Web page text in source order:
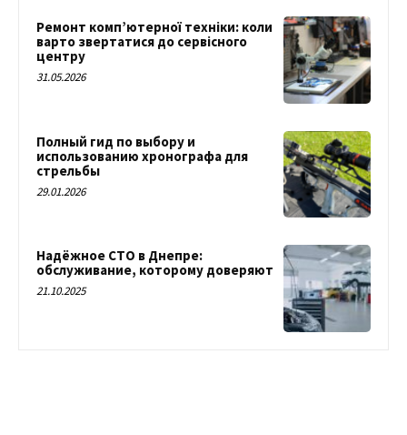
Ремонт комп’ютерної техніки: коли
варто звертатися до сервісного
центру
31.05.2026
Полный гид по выбору и
использованию хронографа для
стрельбы
29.01.2026
Надёжное СТО в Днепре:
обслуживание, которому доверяют
21.10.2025